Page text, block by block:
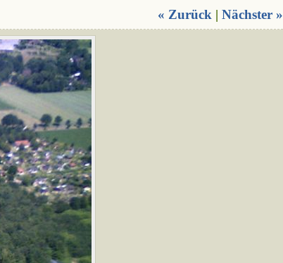
« Zurück | Nächster »